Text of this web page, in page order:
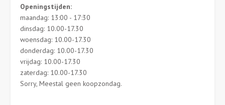
Openingstijden:
maandag: 13:00 - 17:30
dinsdag: 10.00-17.30
woensdag: 10.00-17.30
donderdag: 10.00-17.30
vrijdag: 10.00-17.30
zaterdag: 10.00-17.30
Sorry, Meestal geen koopzondag.